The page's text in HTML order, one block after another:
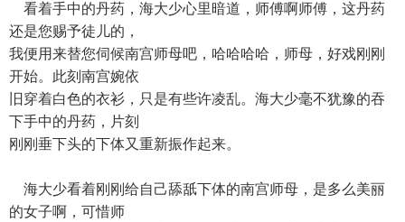
看着手中的丹药，海大少心里暗道，师傅啊师傅，这丹药
还是您赐予徒儿的，
我便用来替您伺候南宫师母吧，哈哈哈哈，师母，好戏刚刚
开始。此刻南宫婉依
旧穿着白色的衣衫，只是有些许凌乱。海大少毫不犹豫的吞
下手中的丹药，片刻
刚刚垂下头的下体又重新振作起来。
海大少看着刚刚给自己舔舐下体的南宫师母，是多么美丽
的女子啊，可惜师